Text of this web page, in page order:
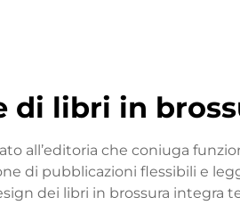
di libri in
all’editoria che coniuga
di pubblicazioni flessibili e
dei libri in brossura integra